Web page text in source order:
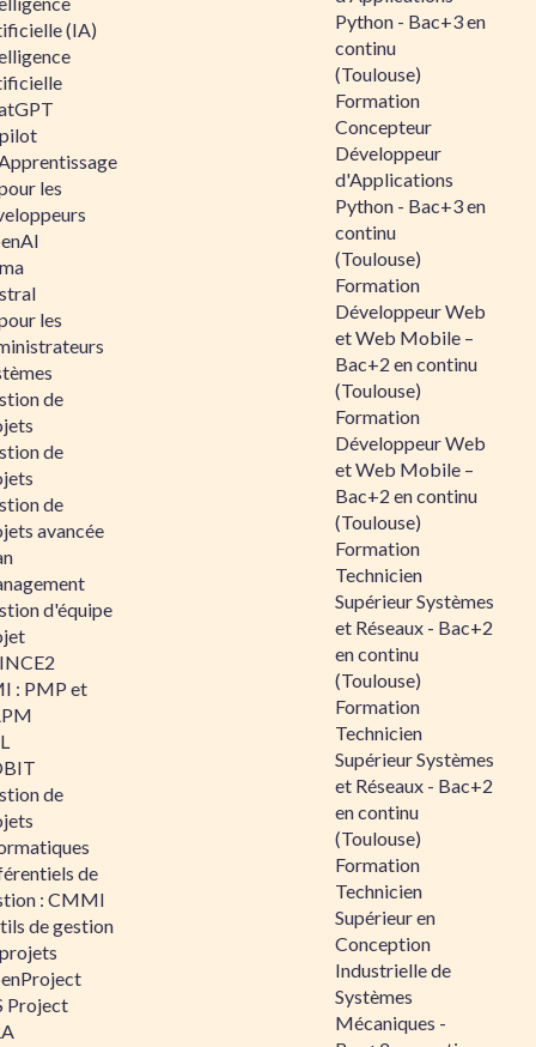
(IA)
les
les
de
de
de
avancée
d'équipe
: PMP et
de
de
: CMMI
de gestion
Project
Python - Bac+3 en
continu
(Toulouse)
Formation
Concepteur
Développeur
d'Applications
Python - Bac+3 en
continu
(Toulouse)
Formation
Développeur Web
et Web Mobile –
Bac+2 en continu
(Toulouse)
Formation
Développeur Web
et Web Mobile –
Bac+2 en continu
(Toulouse)
Formation
Technicien
Supérieur Systèmes
et Réseaux - Bac+2
en continu
(Toulouse)
Formation
Technicien
Supérieur Systèmes
et Réseaux - Bac+2
en continu
(Toulouse)
Formation
Technicien
Supérieur en
Conception
Industrielle de
Systèmes
Mécaniques -